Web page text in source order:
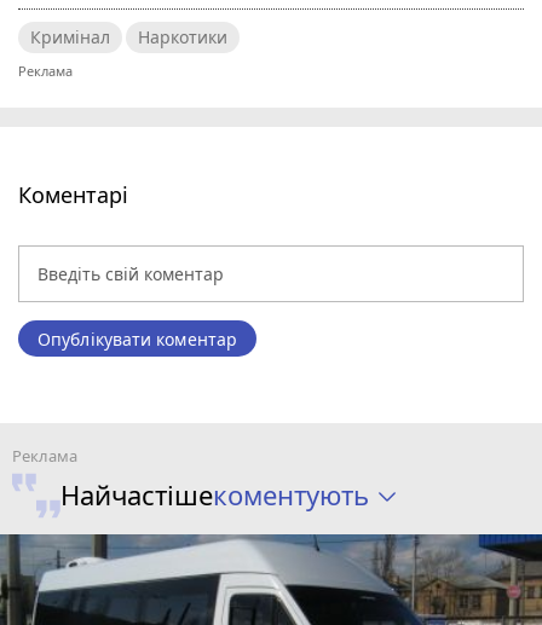
Кримінал Наркотики
Коментарі
Опублікувати коментар
Найчастішекоментують